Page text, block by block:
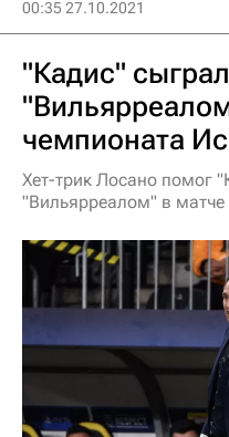
00:35 27.10.2021
"Кадис"
чемпионата
Хет-трик Лосано помог
"Вильярреалом" в